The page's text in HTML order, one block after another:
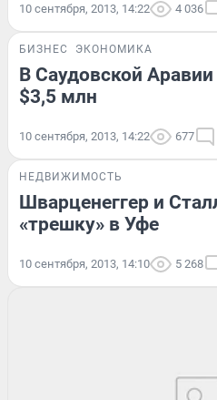
10 сентября, 2013, 14:22 4 036
БИЗНЕС ЭКОНОМИКА
В Саудовской
$3,5 млн
10 сентября, 2013, 14:22 677
НЕДВИЖИМОСТЬ
Шварценеггер и
«трешку» в Уфе
10 сентября, 2013, 14:10 5 268